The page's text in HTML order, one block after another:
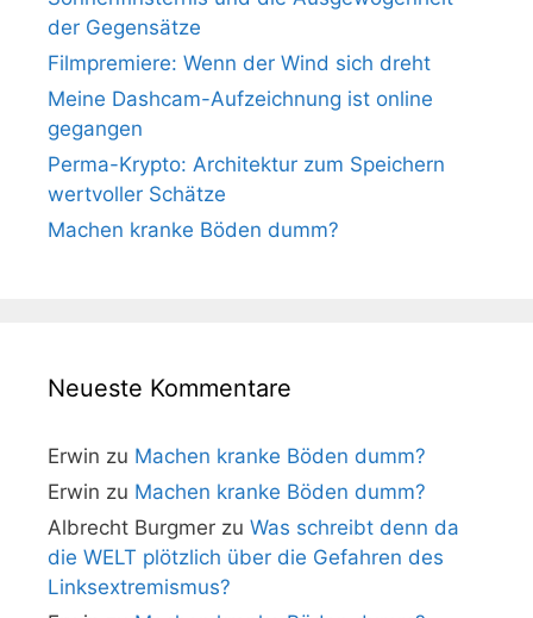
der Gegensätze
Filmpremiere: Wenn der Wind sich dreht
Meine Dashcam-Aufzeichnung ist online
gegangen
Perma-Krypto: Architektur zum Speichern
wertvoller Schätze
Machen kranke Böden dumm?
Neueste Kommentare
Erwin zu Machen kranke Böden dumm?
Erwin zu Machen kranke Böden dumm?
Albrecht Burgmer zu Was schreibt denn da
die WELT plötzlich über die Gefahren des
Linksextremismus?